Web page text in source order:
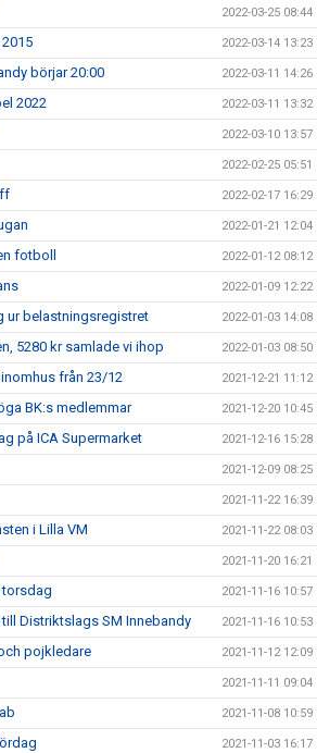
2022-03-25 08:44
2022-03-14 13:23
börjar 20:00 2022-03-11 14:26
2022 2022-03-11 13:32
2022-03-10 13:57
2022-02-25 05:51
2022-02-17 16:29
2022-01-21 12:04
fotboll 2022-01-12 08:12
2022-01-09 12:22
ur belastningsregistret 2022-01-03 14:08
5280 kr samlade vi ihop 2022-01-03 08:50
från 23/12 2021-12-21 11:12
BK:s medlemmar 2021-12-20 10:45
på ICA Supermarket 2021-12-16 15:28
2021-12-09 08:25
2021-11-22 16:39
i Lilla VM 2021-11-22 08:03
2021-11-20 16:21
torsdag 2021-11-16 10:57
Distriktslags SM Innebandy 2021-11-16 10:53
pojkledare 2021-11-12 12:09
2021-11-11 09:04
2021-11-08 10:59
2021-11-03 16:17